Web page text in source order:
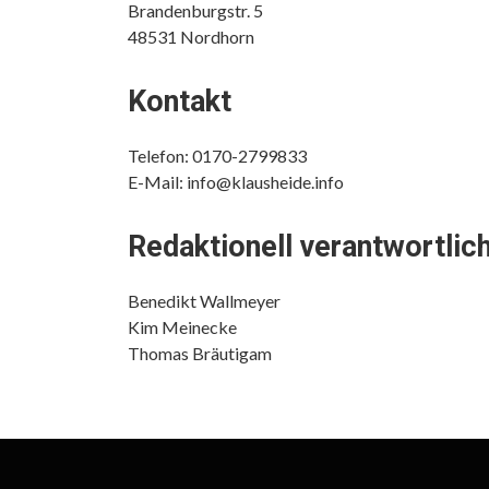
Brandenburgstr. 5
48531 Nordhorn
Kontakt
Telefon: 0170-2799833
E-Mail: info@klausheide.info
Redaktionell
Benedikt Wallmeyer
Kim Meinecke
Thomas Bräutigam